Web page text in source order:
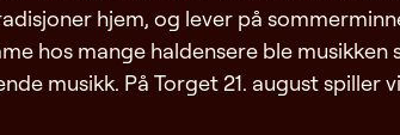
hjem, og lever på
hos mange haldensere ble
musikk. På Torget 21. august spiller